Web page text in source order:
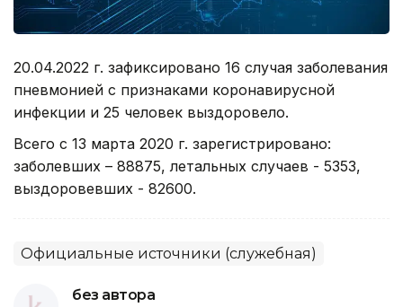
20.04.2022 г. зафиксировано 16 случая заболевания
пневмонией с признаками коронавирусной
инфекции и 25 человек выздоровело.
Всего с 13 марта 2020 г. зарегистрировано:
заболевших – 88875, летальных случаев - 5353,
выздоровевших - 82600.
Официальные источники (служебная)
без автора